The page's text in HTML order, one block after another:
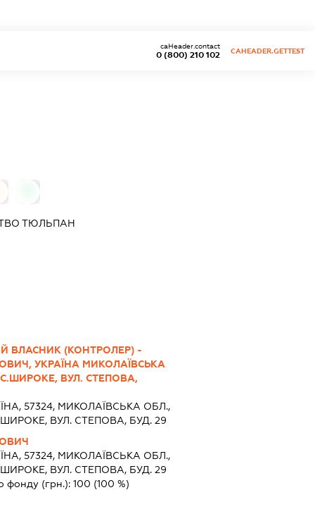
0 (800) 210 102
caHeader.contact
CAHEADER.GETTEST
ТЮЛЬПАН
ВЛАСНИК (КОНТРОЛЕР) -
УКРАЇНА МИКОЛАЇВСЬКА
ВУЛ. СТЕПОВА,
57324, МИКОЛАЇВСЬКА ОБЛ.,
ВУЛ. СТЕПОВА, БУД. 29
57324, МИКОЛАЇВСЬКА ОБЛ.,
ВУЛ. СТЕПОВА, БУД. 29
фонду (грн.): 100 (100 %)